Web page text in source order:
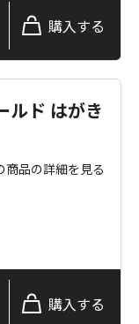
購入する
ルド はがき
商品の詳細を見る
購入する